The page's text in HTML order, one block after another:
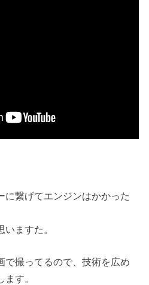
に繋げてエンジンはかかった
ますた。
で撮ってるので、技術を広め
す。